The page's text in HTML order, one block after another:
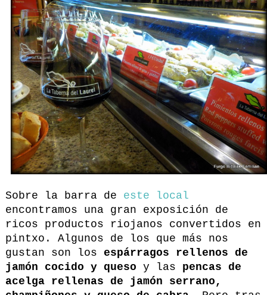
Sobre la barra de este local
encontramos una gran exposición de
ricos productos riojanos convertidos en
pintxo. Algunos de los que más nos
gustan son los espárragos rellenos de
jamón cocido y queso y las pencas de
acelga rellenas de jamón serrano,